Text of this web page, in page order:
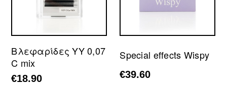
Βλεφαρίδες YY 0,07
C mix
€18.90
Special effects Wispy
€39.60